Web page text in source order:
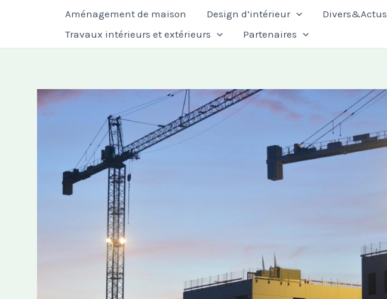
Aménagement de maison Design d’intérieur Divers&Actus
Travaux intérieurs et extérieurs
Partenaires